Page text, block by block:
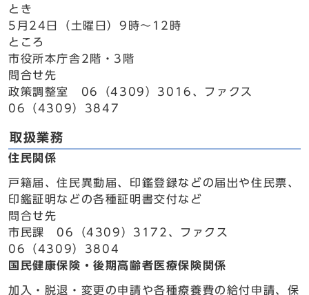
とき
5月24日（土曜日）9時～12時
ところ
市役所本庁舎2階・3階
問合せ先
政策調整室 06（4309）3016、ファクス
06（4309）3847
取扱業務
住民関係
戸籍届、住民異動届、印鑑登録などの届出や住民票、
印鑑証明などの各種証明書交付など
問合せ先
市民課 06（4309）3172、ファクス
06（4309）3804
国民健康保険・後期高齢者医療保険関係
加入・脱退・変更の申請や各種療養費の給付申請、保